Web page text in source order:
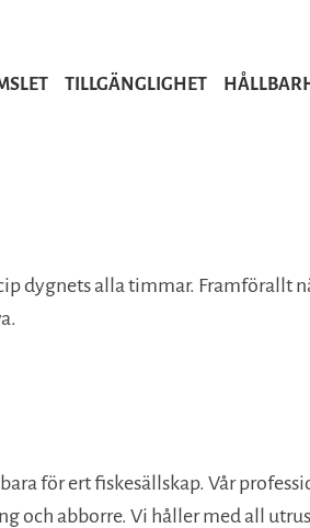
TILLGÄNGLIGHET
dygnets alla timmar. Framförallt
för ert fiskesällskap. Vår
och abborre. Vi håller med all